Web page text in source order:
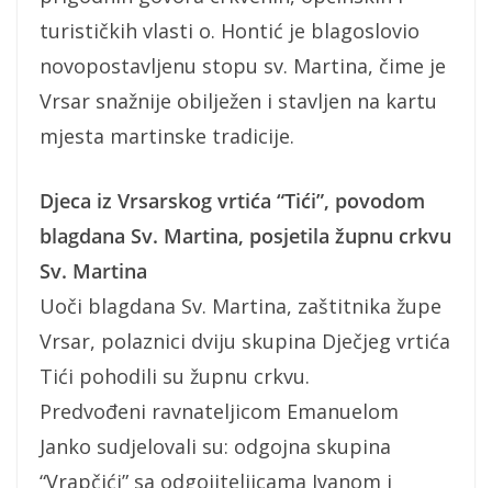
turističkih vlasti o. Hontić je blagoslovio
novopostavljenu stopu sv. Martina, čime je
Vrsar snažnije obilježen i stavljen na kartu
mjesta martinske tradicije.
Djeca iz Vrsarskog vrtića “Tići”, povodom
blagdana Sv. Martina, posjetila župnu crkvu
Sv. Martina
Uoči blagdana Sv. Martina, zaštitnika župe
Vrsar, polaznici dviju skupina Dječjeg vrtića
Tići pohodili su župnu crkvu.
Predvođeni ravnateljicom Emanuelom
Janko sudjelovali su: odgojna skupina
“Vrapčići” sa odgojiteljicama Ivanom i